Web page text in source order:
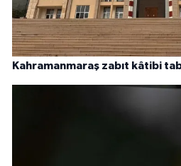
Kahramanmaraş zabıt kâtibi